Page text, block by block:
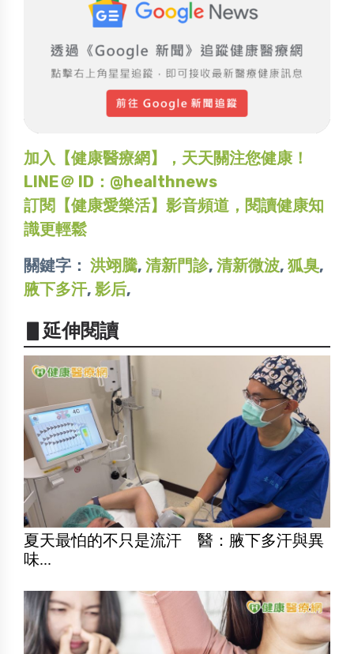
加入【健康醫療網】，天天關注您健康！
LINE＠ ID：@healthnews
訂閱【健康愛樂活】影音頻道，閱讀健康知
識更輕鬆
關鍵字： 洪翊騰, 清新門診, 清新微波, 狐臭,
腋下多汗, 影后,
▋延伸閱讀
夏天最怕的不只是流汗 醫：腋下多汗與異
味...